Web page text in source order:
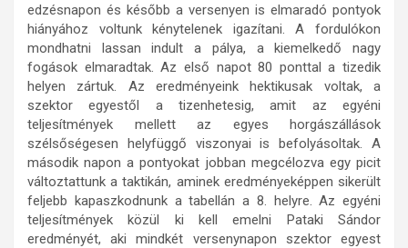
edzésnapon és később a versenyen is elmaradó pontyok
hiányához voltunk kénytelenek igazítani. A fordulókon
mondhatni lassan indult a pálya, a kiemelkedő nagy
fogások elmaradtak. Az első napot 80 ponttal a tizedik
helyen zártuk. Az eredményeink hektikusak voltak, a
szektor egyestől a tizenhetesig, amit az egyéni
teljesítmények mellett az egyes horgászállások
szélsőségesen helyfüggő viszonyai is befolyásoltak. A
második napon a pontyokat jobban megcélozva egy picit
változtattunk a taktikán, aminek eredményeképpen sikerült
feljebb kapaszkodnunk a tabellán a 8. helyre. Az egyéni
teljesítmények közül ki kell emelni Pataki Sándor
eredményét, aki mindkét versenynapon szektor egyest